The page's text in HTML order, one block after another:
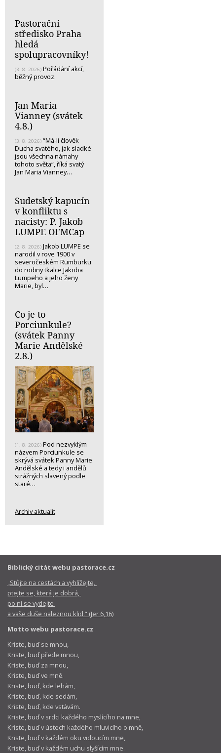
Pastorační
středisko Praha
hledá
spolupracovníky!
(3. 8. 2026) Pořádání akcí,
běžný provoz.
Jan Maria
Vianney (svátek
4.8.)
(3. 8. 2026) “Má-li člověk
Ducha svatého, jak sladké
jsou všechna námahy
tohoto světa“, říká svatý
Jan Maria Vianney…
Sudetský kapucín
v konfliktu s
nacisty: P. Jakob
LUMPE OFMCap
(2. 8. 2026) Jakob LUMPE se
narodil v rove 1900 v
severočeském Rumburku
do rodiny tkalce Jakoba
Lumpeho a jeho ženy
Marie, byl…
Co je to
Porciunkule?
(svátek Panny
Marie Andělské
2.8.)
(1. 8. 2026) Pod nezvyklým
názvem Porciunkule se
skrývá svátek Panny Marie
Andělské a tedy i andělů
strážných slavený podle
staré…
Archiv aktualit
Biblický citát webu pastorace.cz
„Stůjte na cestách a vyhlížejte,
ptejte se, která je dobrá,
po ní se vydejte
a vaše duše naleznou klid.“ (Jer 6,16)
Motto webu pastorace.cz
Kriste, buď se mnou,
Kriste, buď přede mnou,
Kriste, buď za mnou,
Kriste, buď ve mně.
Kriste, buď, kde lehám,
Kriste, buď, kde sedám,
Kriste, buď, kde vstávám.
Kriste, buď v srdci každého myslícího na mne,
Kriste, buď v ústech každého mluvicího o mně,
Kriste, buď v každém oku vidoucím mne,
Kriste, buď v každém uchu slyšícím mne.